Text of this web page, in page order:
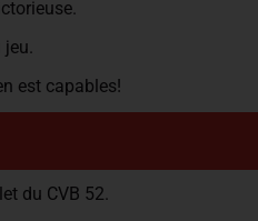
est capables!
du CVB 52.